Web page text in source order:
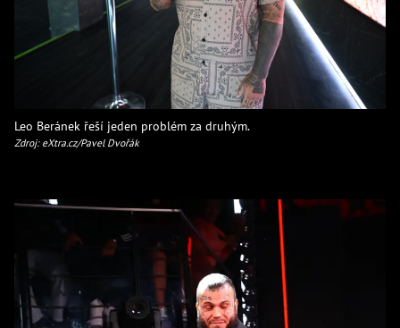
Leo Beránek řeší jeden problém za druhým.
Zdroj: eXtra.cz/Pavel Dvořák